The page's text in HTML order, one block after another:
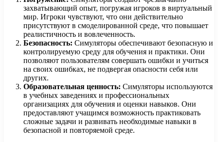
захватывающий опыт, погружая игроков в виртуальный
мир. Игроки чувствуют, что они действительно
присутствуют в смоделированной среде, что повышает
реалистичность и вовлеченность.
Безопасность: Симуляторы обеспечивают безопасную и
контролируемую среду для обучения и практики. Они
позволяют пользователям совершать ошибки и учиться
на своих ошибках, не подвергая опасности себя или
других.
Образовательная ценность: Симуляторы используются
в учебных заведениях и профессиональных
организациях для обучения и оценки навыков. Они
предоставляют учащимся возможность практиковать
сложные задачи и развивать необходимые навыки в
безопасной и повторяемой среде.